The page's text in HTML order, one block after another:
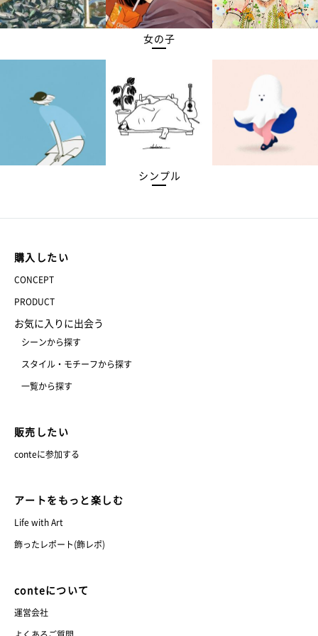
女の子
シンプル
購入したい
CONCEPT
PRODUCT
お気に入りに出会う
シーンから探す
スタイル・モチーフから探す
一覧から探す
販売したい
conteに参加する
アートをもっと楽しむ
Life with Art
飾ったレポート(飾レポ)
conteについて
運営会社